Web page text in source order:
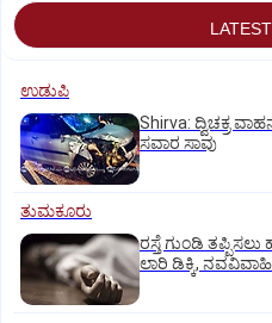
ಉಡುಪಿ
Shirva: ದ್ವಿಚಕ್ರ
ಸವಾರ ಸಾವು
ತುಮಕೂರು
ರಸ್ತೆ ಗುಂಡಿ
ಲಾರಿ ಡಿಕ್ಕಿ,